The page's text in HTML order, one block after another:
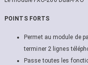
POINTS FORTS
Permet au module de
terminer 2 lignes
Passe toutes les